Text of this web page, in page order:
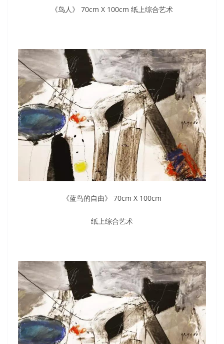
《鸟人》 70cm X 100cm 纸上综合艺术
《蓝鸟的自由》 70cm X 100cm
纸上综合艺术